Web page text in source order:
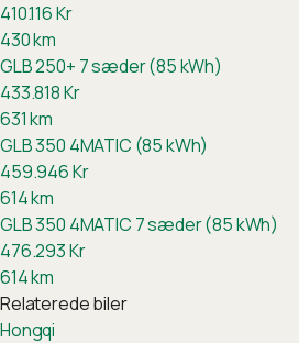
410.116Kr
430km
GLB 250+ 7 sæder (85 kWh)
433.818Kr
631km
GLB 350 4MATIC (85 kWh)
459.946Kr
614km
GLB 350 4MATIC 7 sæder (85 kWh)
476.293Kr
614km
Relaterede biler
Hongqi